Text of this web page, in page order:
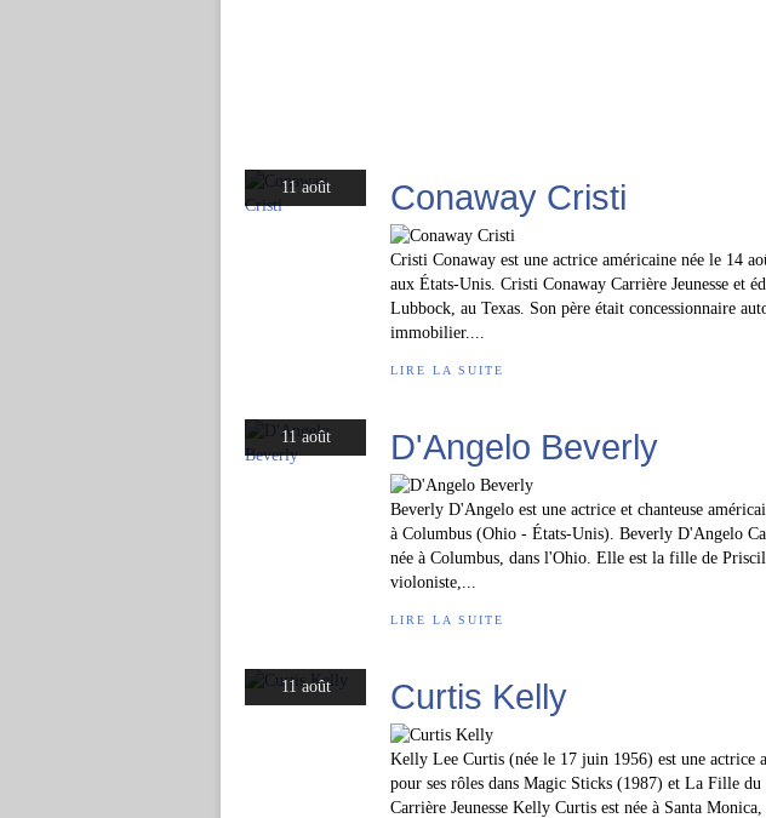
11 août Conaway Cristi
Cristi Conaway est une actrice américaine née le 14
aux États-Unis. Cristi Conaway Carrière Jeunesse et
Lubbock, au Texas. Son père était concessionnaire
immobilier....
LIRE LA SUITE
11 août D'Angelo Beverly
Beverly D'Angelo est une actrice et chanteuse
à Columbus (Ohio - États-Unis). Beverly D'Angelo
née à Columbus, dans l'Ohio. Elle est la fille de
violoniste,...
LIRE LA SUITE
11 août Curtis Kelly
Kelly Lee Curtis (née le 17 juin 1956) est une actrice
pour ses rôles dans Magic Sticks (1987) et La Fille
Carrière Jeunesse Kelly Curtis est née à Santa